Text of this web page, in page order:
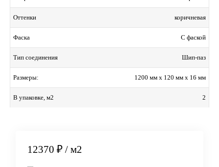
Оттенки коричневая
Фаска С фаской
Тип соединения Шип-паз
Размеры: 1200 мм x 120 мм x 16 мм
В упаковке, м2 2
12370 ₽ / м2